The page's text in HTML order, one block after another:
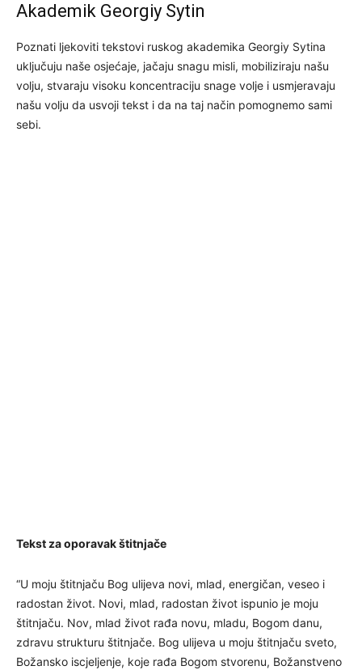
Akademik Georgiy Sytin
Poznati ljekoviti tekstovi ruskog akademika Georgiy Sytina
uključuju naše osjećaje, jačaju snagu misli, mobiliziraju našu
volju, stvaraju visoku koncentraciju snage volje i usmjeravaju
našu volju da usvoji tekst i da na taj način pomognemo sami
sebi.
Tekst za oporavak štitnjače
“U moju štitnjaču Bog ulijeva novi, mlad, energičan, veseo i
radostan život. Novi, mlad, radostan život ispunio je moju
štitnjaču. Nov, mlad život rađa novu, mladu, Bogom danu,
zdravu strukturu štitnjače. Bog ulijeva u moju štitnjaču sveto,
Božansko iscjeljenje, koje rađa Bogom stvorenu, Božanstveno